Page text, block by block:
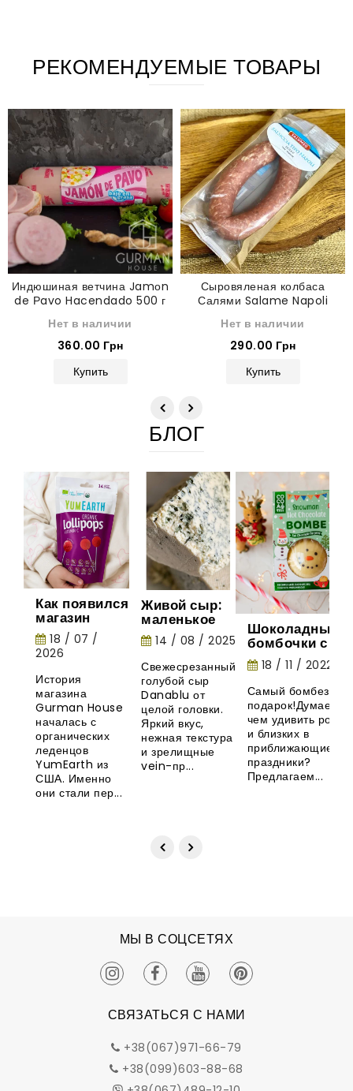
РЕКОМЕНДУЕМЫЕ ТОВАРЫ
Индюшиная ветчина Jamоn
de Рavo Hacendado 500 г
Нет в наличии
360.00 Грн
Купить
Сыровяленая колбаса
Салями Salame Napoli
Нет в наличии
290.00 Грн
Купить
БЛОГ
Как появился
магазин
Gurman
House:
история
органических
леденцов
YumEarth
18 / 07 /
2026
История
магазина
Gurman House
началась с
органических
леденцов
YumEarth из
США. Именно
они стали пер...
Живой сыр:
маленькое
шоу природы
14 / 08 / 2025
Свежесрезанный
голубой сыр
Danablu от
целой головки.
Яркий вкус,
нежная текстура
и зрелищные
vein-пр...
Шоколадные
бомбочки с
маршмеллоу -
необычная
новинка из
18 / 11 / 2022
Самый бомбезный
подарок!Думаете,
чем удивить
и близких в
приближающиеся
праздники?
Предлагаем...
МЫ В СОЦСЕТЯХ
СВЯЗАТЬСЯ С НАМИ
+38(067)971-66-79
+38(099)603-88-68